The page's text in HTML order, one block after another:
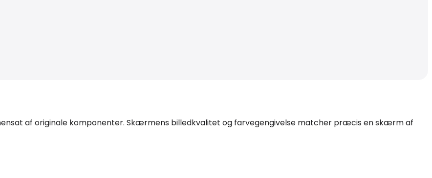
af originale komponenter. Skærmens billedkvalitet og farvegengivelse matcher præcis en skærm af